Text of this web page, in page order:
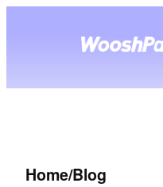
Home/Blog